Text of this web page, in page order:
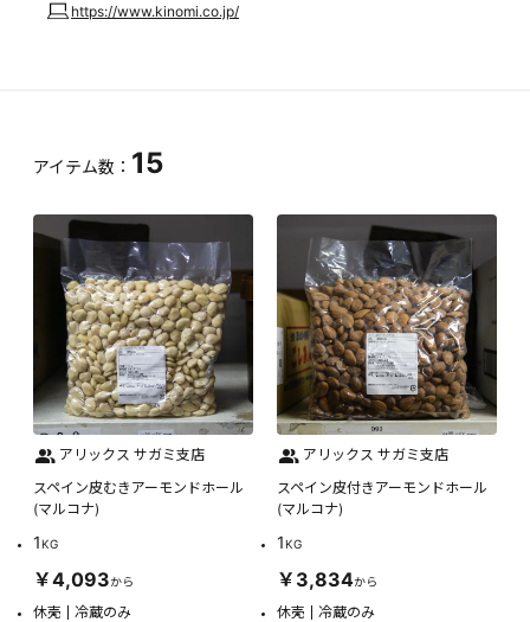
https://www.kinomi.co.jp/
アイテム数： 15
アリックス サガミ支店
スペイン皮むきアーモンドホール
(マルコナ)
1KG
￥4,093から
休売 冷蔵のみ
アリックス サガミ支店
スペイン皮付きアーモンドホール
(マルコナ)
1KG
￥3,834から
休売 冷蔵のみ